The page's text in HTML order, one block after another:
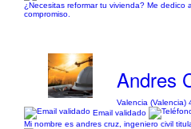
¿Necesitas reformar tu vivienda? Me
compromiso.
Andres
Valencia (Valencia)
Email validado
Mi nombre es andres cruz, ingeniero civil